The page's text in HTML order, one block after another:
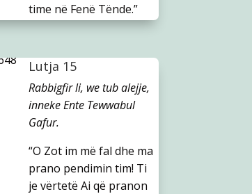
time në Fenë Tënde.”
Lutja 15
Rabbigfir li, we tub alejje,
inneke Ente Tewwabul
Gafur.
“O Zot im më fal dhe ma
prano pendimin tim! Ti
je vërtetë Ai që pranon